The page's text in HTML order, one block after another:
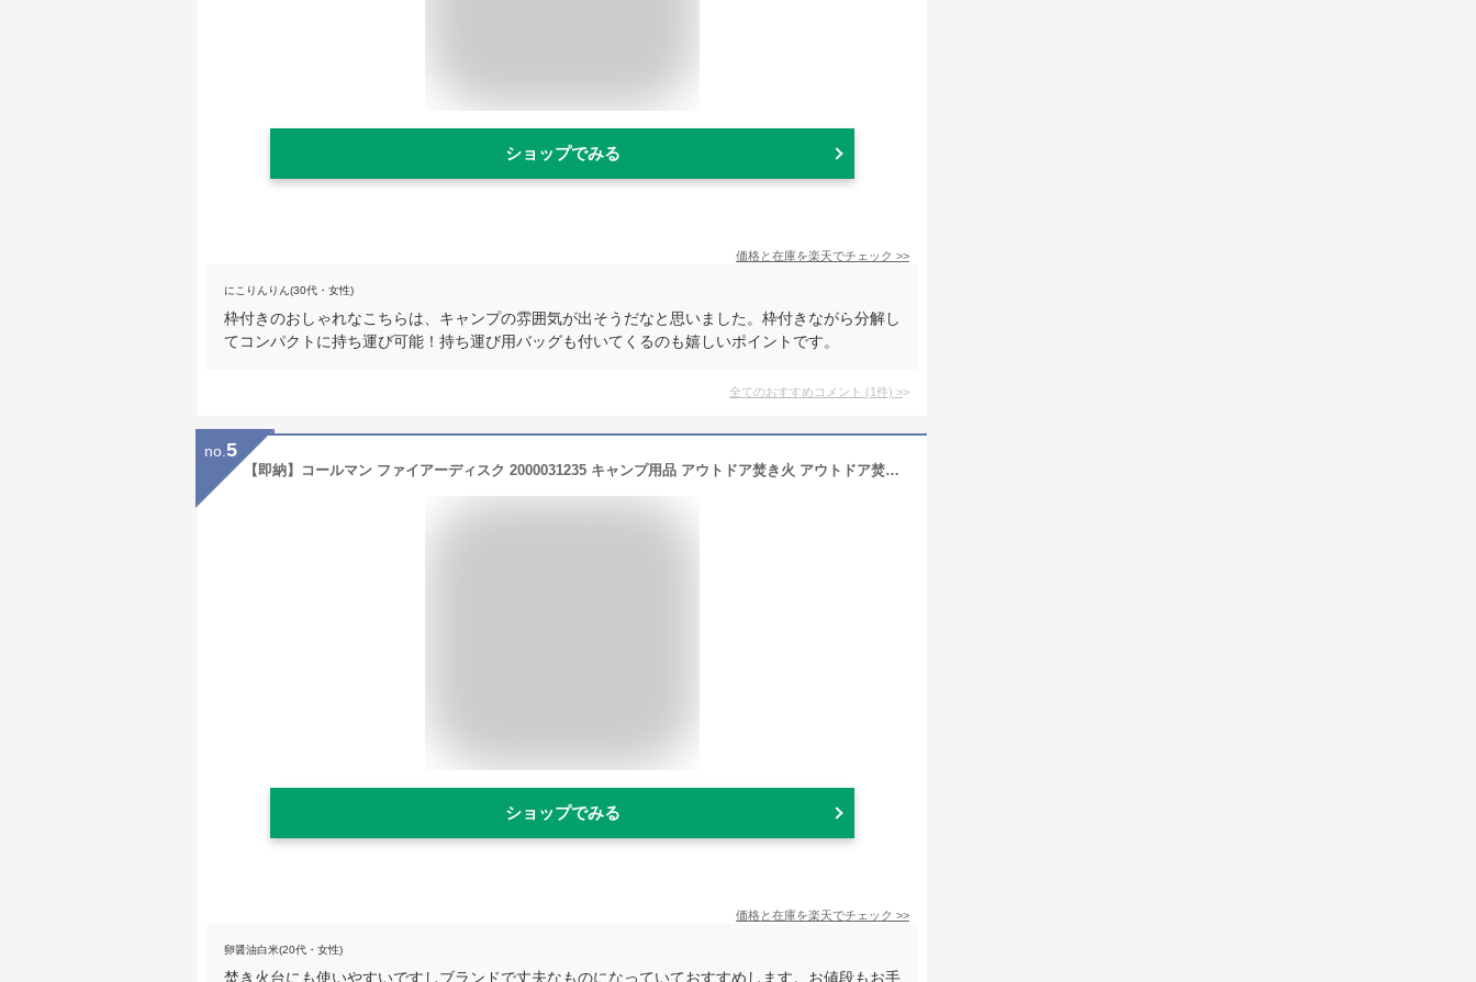
ショップでみる
価格と在庫を楽天でチェック >>
にこりんりん(30代・女性)
枠付きのおしゃれなこちらは、キャンプの雰囲気が出そうだなと思いました。枠付きながら分解し
てコンパクトに持ち運び可能！持ち運び用バッグも付いてくるのも嬉しいポイントです。
全てのおすすめコメント (1件) >
no. 5
【即納】コールマン ファイアーディスク 2000031235 キャンプ用品 アウトドア焚き火 アウトドア焚き火台 ファイヤーディスク ファイアディスク ファイヤディスク たき火台 焚火台
ショップでみる
価格と在庫を楽天でチェック >>
卵醤油白米(20代・女性)
焚き火台にも使いやすいですしブランドで丈夫なものになっていておすすめします。お値段もお手